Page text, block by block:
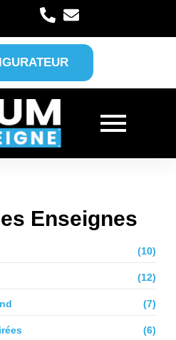
Enseignes
(10)
(12)
(7)
(6)